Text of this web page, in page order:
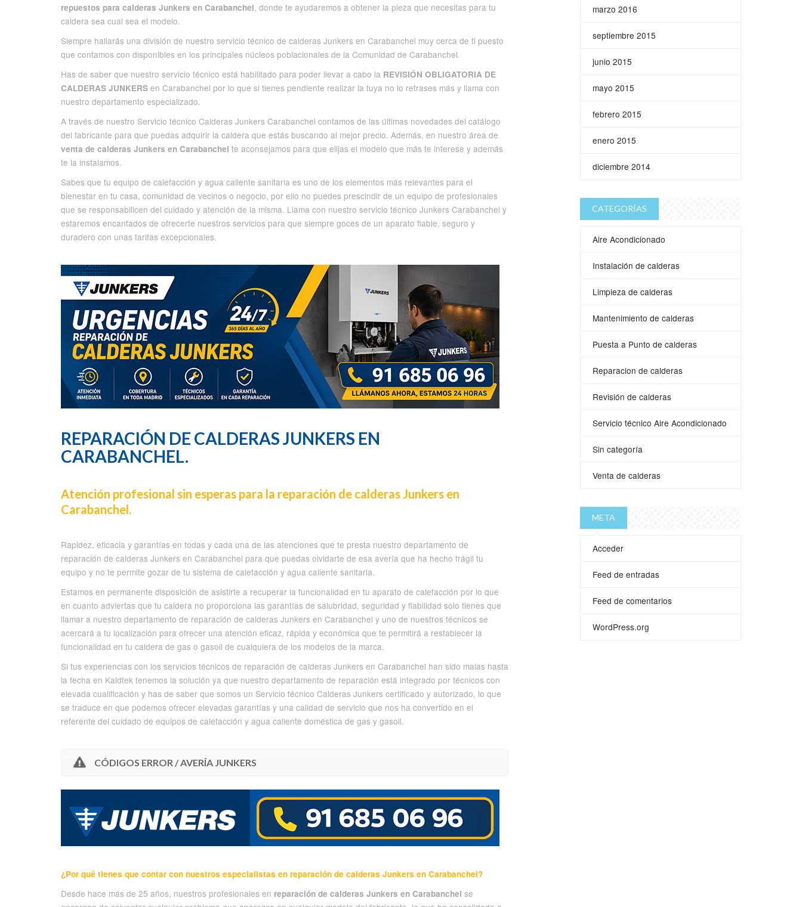
repuestos para calderas Junkers en Carabanchel, donde te ayudaremos a obtener la pieza que necesitas para tu
caldera sea cual sea el modelo.
Siempre hallarás una división de nuestro servicio técnico de calderas Junkers en Carabanchel muy cerca de ti puesto
que contamos con disponibles en los principales núcleos poblacionales de la Comunidad de Carabanchel.
Has de saber que nuestro servicio técnico está habilitado para poder llevar a cabo la REVISIÓN OBLIGATORIA DE
CALDERAS JUNKERS en Carabanchel por lo que si tienes pendiente realizar la tuya no lo retrases más y llama con
nuestro departamento especializado.
A través de nuestro Servicio técnico Calderas Junkers Carabanchel contamos de las últimas novedades del catálogo
del fabricante para que puedas adquirir la caldera que estás buscando al mejor precio. Además, en nuestro área de
venta de calderas Junkers en Carabanchel te aconsejamos para que elijas el modelo que más te interese y además
te la instalamos.
Sabes que tu equipo de calefacción y agua caliente sanitaria es uno de los elementos más relevantes para el
bienestar en tu casa, comunidad de vecinos o negocio, por ello no puedes prescindir de un equipo de profesionales
que se responsabilicen del cuidado y atención de la misma. Llama con nuestro servicio técnico Junkers Carabanchel y
estaremos encantados de ofrecerte nuestros servicios para que siempre goces de un aparato fiable, seguro y
duradero con unas tarifas excepcionales.
REPARACIÓN DE CALDERAS JUNKERS EN
CARABANCHEL.
Atención profesional sin esperas para la reparación de calderas Junkers en
Carabanchel.
Rapidez, eficacia y garantías en todas y cada una de las atenciones que te presta nuestro departamento de
reparación de calderas Junkers en Carabanchel para que puedas olvidarte de esa avería que ha hecho frágil tu
equipo y no te permite gozar de tu sistema de calefacción y agua caliente sanitaria.
Estamos en permanente disposición de asistirte a recuperar la funcionalidad en tu aparato de calefacción por lo que
en cuanto adviertas que tu caldera no proporciona las garantías de salubridad, seguridad y fiabilidad solo tienes que
llamar a nuestro departamento de reparación de calderas Junkers en Carabanchel y uno de nuestros técnicos se
acercará a tu localización para ofrecer una atención eficaz, rápida y económica que te permitirá a restablecer la
funcionalidad en tu caldera de gas o gasoil de cualquiera de los modelos de la marca.
Si tus experiencias con los servicios técnicos de reparación de calderas Junkers en Carabanchel han sido malas hasta
la fecha en Kaldtek tenemos la solución ya que nuestro departamento de reparación está integrado por técnicos con
elevada cualificación y has de saber que somos un Servicio técnico Calderas Junkers certificado y autorizado, lo que
se traduce en que podemos ofrecer elevadas garantías y una calidad de servicio que nos ha convertido en el
referente del cuidado de equipos de calefacción y agua caliente doméstica de gas y gasoil.
CÓDIGOS ERROR / AVERÍA JUNKERS
¿Por qué tienes que contar con nuestros especialistas en reparación de calderas Junkers en Carabanchel?
Desde hace más de 25 años, nuestros profesionales en reparación de calderas Junkers en Carabanchel se
marzo 2016
septiembre 2015
junio 2015
mayo 2015
febrero 2015
enero 2015
diciembre 2014
CATEGORÍAS
Aire Acondicionado
Instalación de calderas
Limpieza de calderas
Mantenimiento de calderas
Puesta a Punto de calderas
Reparacion de calderas
Revisión de calderas
Servicio técnico Aire Acondicionado
Sin categoría
Venta de calderas
META
Acceder
Feed de entradas
Feed de comentarios
WordPress.org